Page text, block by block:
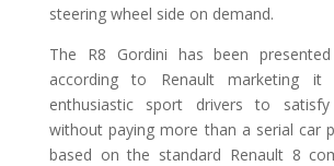
steering wheel side on demand.
The R8 Gordini has been
according to Renault marketing
enthusiastic sport drivers to
without paying more than a serial car
based on the standard Renault 8